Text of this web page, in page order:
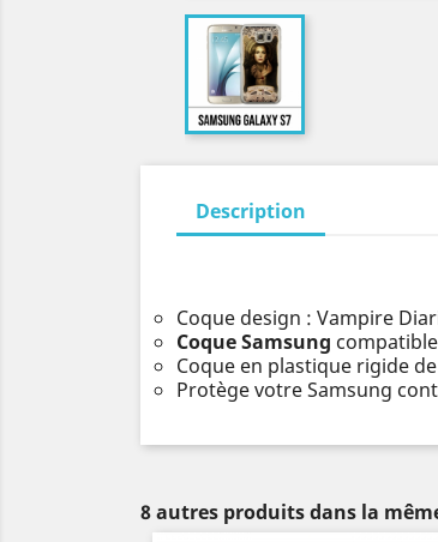
Description
Coque design : Vampire
Coque Samsung
Coque en plastique rigide
Protège votre Samsung
8 autres produits dans la